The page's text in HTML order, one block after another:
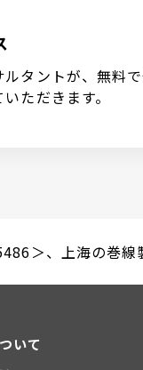
タントが、無料
ただきます。
＞、上海の巻
いて